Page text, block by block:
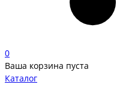
0
Ваша корзина пуста
Каталог